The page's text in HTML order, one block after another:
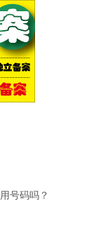
号码吗？